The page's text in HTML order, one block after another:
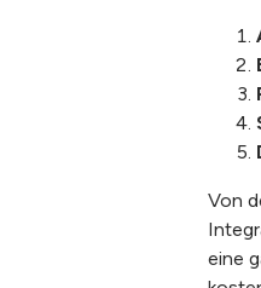
Von
eine